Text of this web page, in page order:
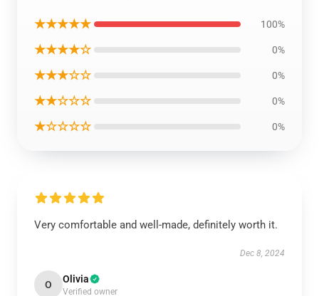
★★★★★ 100%
★★★★☆ 0%
★★★☆☆ 0%
★★☆☆☆ 0%
★☆☆☆☆ 0%
Very comfortable and well-made, definitely worth it.
Dec 8, 2024
O Olivia
Verified owner